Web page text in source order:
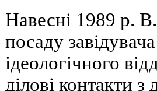
Навеснi 1989 р.
посаду
iдеологiчного
дiловi контакти з